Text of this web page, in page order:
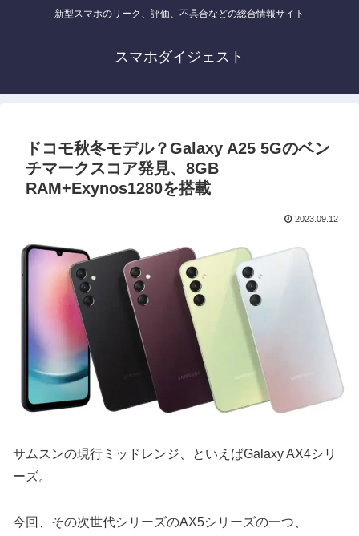
新型スマホのリーク、評価、不具合などの総合情報サイト
スマホダイジェスト
ドコモ秋冬モデル？Galaxy A25 5Gのベン
チマークスコア発見、8GB
RAM+Exynos1280を搭載
2023.09.12
サムスンの現行ミッドレンジ、といえばGalaxy AX4シリ
ーズ。
今回、その次世代シリーズのAX5シリーズの一つ、